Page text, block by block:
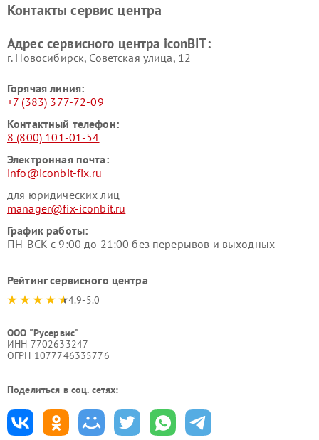
Контакты сервис центра
Адрес сервисного центра iconBIT:
г. Новосибирск, Советская улица, 12
Горячая линия:
+7 (383) 377-72-09
Контактный телефон:
8 (800) 101-01-54
Электронная почта:
info@iconbit-fix.ru
для юридических лиц
manager@fix-iconbit.ru
График работы:
ПН-ВСК с 9:00 до 21:00 без перерывов и выходных
Рейтинг сервисного центра
4.9-5.0
ООО "Русервис"
ИНН 7702633247
ОГРН 1077746335776
Поделиться в соц. сетях: